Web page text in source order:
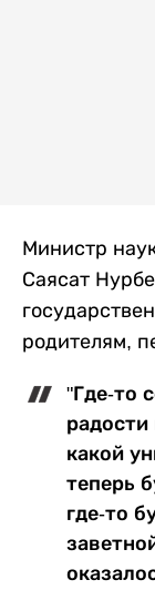
Министр
Саясат
родителям,
"Где-то
радости
какой
теперь
где-то